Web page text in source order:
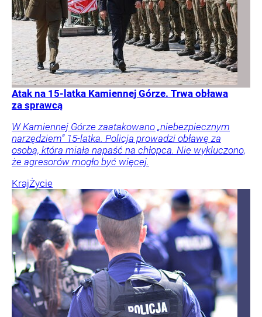
Atak na 15-latka Kamiennej Górze. Trwa obława
za sprawcą
W Kamiennej Górze zaatakowano „niebezpiecznym
narzędziem” 15-latka. Policja prowadzi obławę za
osobą, która miała napaść na chłopca. Nie wykluczono,
że agresorów mogło być więcej.
KrajŻycie